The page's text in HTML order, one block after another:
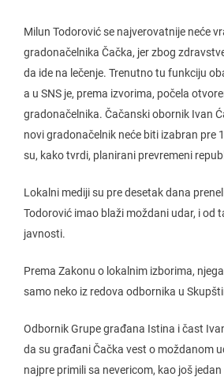
Milun Todorović se najverovatnije neće
gradonačelnika Čačka, jer zbog
da ide na lečenje. Trenutno tu funkciju
a u SNS je, prema izvorima, počela
gradonačelnika. Čačanski obornik Ivan
novi gradonačelnik neće biti izabran pre
su, kako tvrdi, planirani prevremeni
Lokalni mediji su pre desetak dana
Todorović imao blaži moždani udar, i od
javnosti.
Prema Zakonu o lokalnim izborima,
samo neko iz redova odbornika u
Odbornik Grupe građana Istina i čast
da su građani Čačka vest o moždanom
najpre primili sa nevericom, kao još